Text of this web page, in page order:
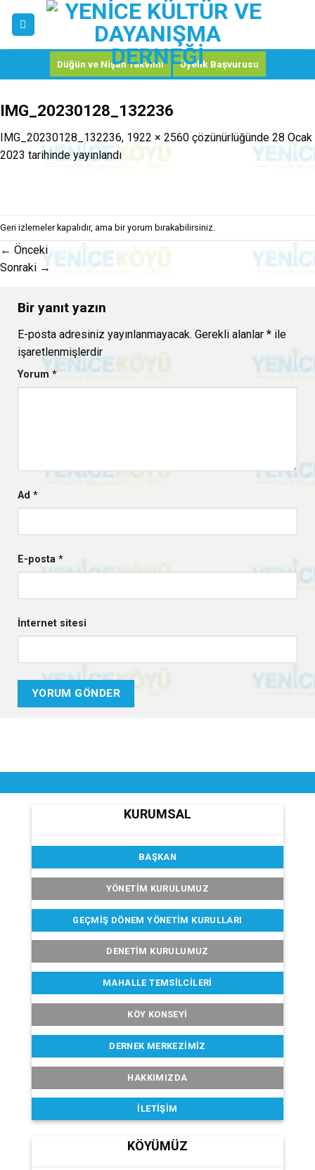
Düğün ve Nişan Takvimi Üyelik Başvurusu
IMG_20230128_132236
IMG_20230128_132236, 1922 × 2560 çözünürlüğünde 28 Ocak
2023 tarihinde yayınlandı
Geri izlemeler kapalıdır, ama bir yorum bırakabilirsiniz.
← Önceki
Sonraki →
Bir yanıt yazın
E-posta adresiniz yayınlanmayacak. Gerekli alanlar * ile
işaretlenmişlerdir
Yorum *
Ad *
E-posta *
İnternet sitesi
KURUMSAL
BAŞKAN
YÖNETİM KURULUMUZ
GEÇMIŞ DÖNEM YÖNETIM KURULLARI
DENETIM KURULUMUZ
MAHALLE TEMSILCILERI
KÖY KONSEYI
DERNEK MERKEZIMIZ
HAKKIMIZDA
İLETIŞIM
KÖYÜMÜZ